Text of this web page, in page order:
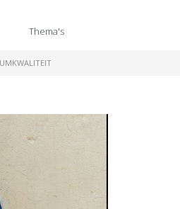
Thema's